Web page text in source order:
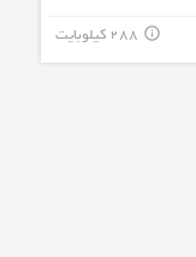
288 کیلوبایت info_outline